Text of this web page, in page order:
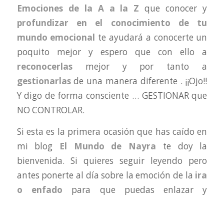
Emociones de la A a la Z que conocer y
profundizar en el conocimiento de tu
mundo emocional te ayudará a conocerte un
poquito mejor y espero que con ello a
reconocerlasmejor y por tanto a
gestionarlasde una manera diferente . ¡¡Ojo!!
Y digo de forma consciente … GESTIONAR que
NO CONTROLAR.
Si esta es la primera ocasión que has caído en
mi blog El Mundo de Nayra te doy la
bienvenida. Si quieres seguir leyendo pero
antes ponerte al día sobre la emoción de la ira
o enfado para que puedas enlazar y